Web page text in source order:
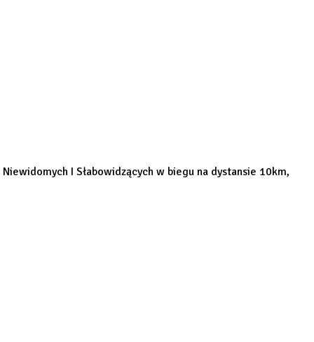
I Słabowidzących w biegu na dystansie 10km,